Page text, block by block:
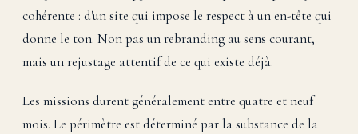
cohérente : d'un site qui impose le respect à un en-tête qui
donne le ton. Non pas un rebranding au sens courant,
mais un rejustage attentif de ce qui existe déjà.
Les missions durent généralement entre quatre et neuf
mois. Le périmètre est déterminé par la substance de la